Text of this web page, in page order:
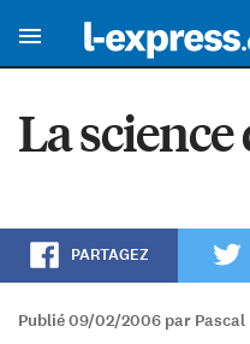
La
PARTAGEZ
Publié 09/02/2006 par Pascal